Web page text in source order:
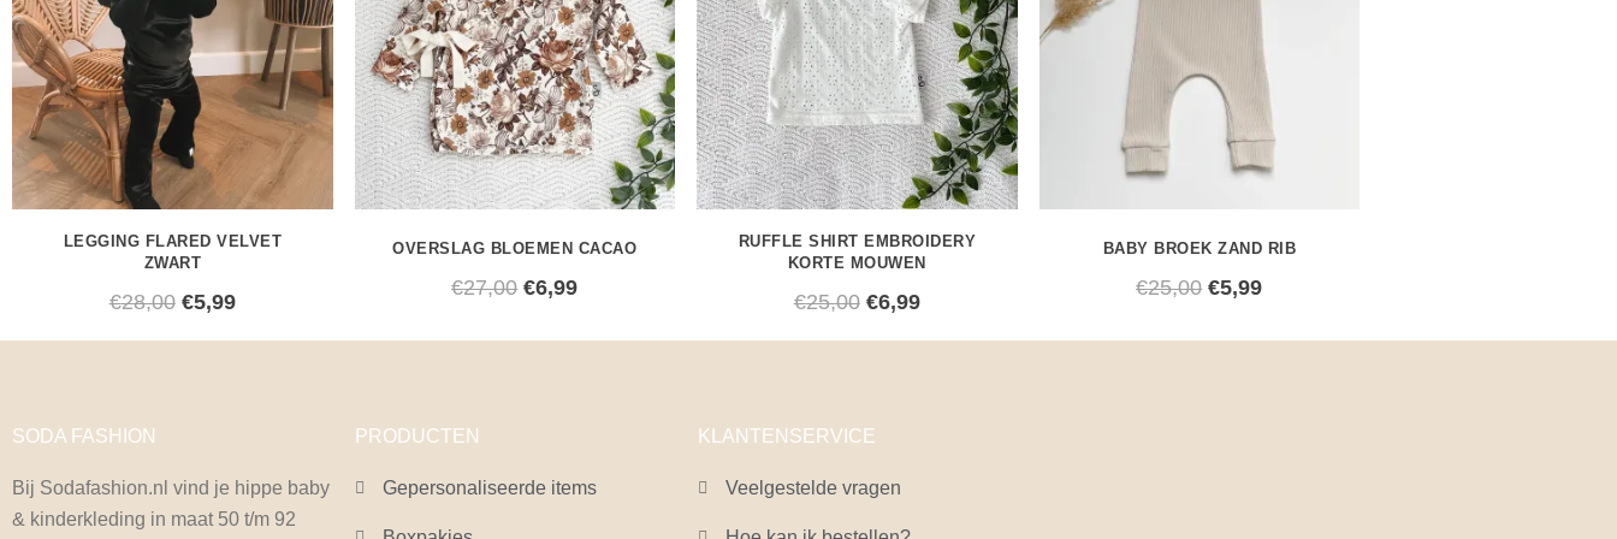
LEGGING FLARED VELVET
ZWART
€28,00 €5,99
OVERSLAG BLOEMEN CACAO
€27,00 €6,99
RUFFLE SHIRT EMBROIDERY
KORTE MOUWEN
€25,00 €6,99
BABY BROEK ZAND RIB
€25,00 €5,99
SODA FASHION
Bij Sodafashion.nl vind je hippe baby
& kinderkleding in maat 50 t/m 92
PRODUCTEN
Gepersonaliseerde items
KLANTENSERVICE
Veelgestelde vragen